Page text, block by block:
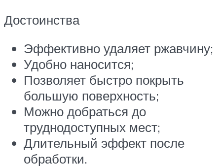
Достоинства
Эффективно удаляет ржавчину;
Удобно наносится;
Позволяет быстро покрыть
большую поверхность;
Можно добраться до
труднодоступных мест;
Длительный эффект после
обработки.